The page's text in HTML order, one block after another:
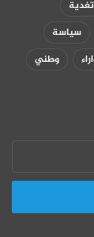
تغدية
سياسة
وطني